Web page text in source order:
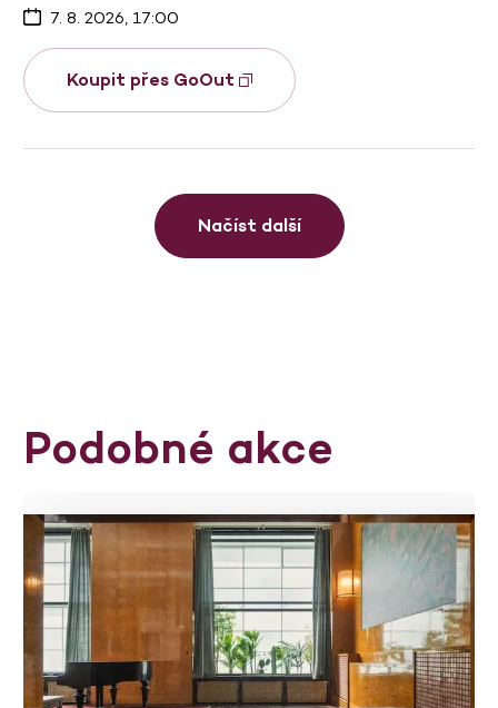
7. 8. 2026, 17:00
Koupit přes GoOut
Načíst další
Podobné akce